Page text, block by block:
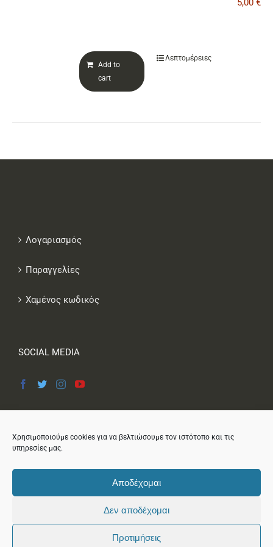
Χρησιμοποιούμε cookies για να βελτιώσουμε τον ιστότοπο και τις
υπηρεσίες μας.
Αποδέχομαι
Δεν αποδέχομαι
Προτιμήσεις
5,00 €
Add to
cart
Λεπτομέρειες
Λογαριασμός
Παραγγελίες
Χαμένος κωδικός
SOCIAL MEDIA
ΜΕ ΤΗΝ ΟΙΚΟΝΟΜΙΚΗ ΥΠΟΣΤΗΡΙΞΗ ΤΟΥ ΥΠΟΥΡΓΕΙΟΥ
ΠΟΛΙΤΙΣΜΟΥ ΚΑΙ ΑΘΛΗΤΙΣΜΟΥ